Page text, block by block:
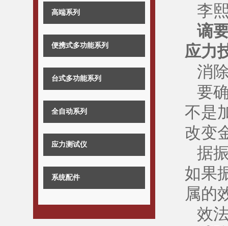
高端系列
便携式多功能系列
台式多功能系列
全自动系列
应力测试仪
系统配件
李
谪
应力
消
要
不是
改变
据
如果
属的
效